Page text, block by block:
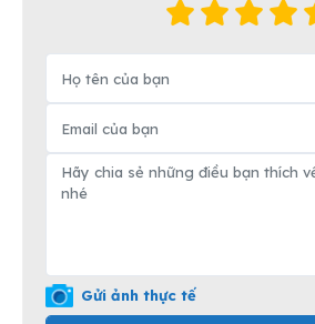
Gửi ảnh thực tế